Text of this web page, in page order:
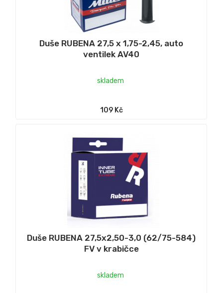
Duše RUBENA 27,5 x 1,75-2,45, auto
ventilek AV40
skladem
109 Kč
Duše RUBENA 27,5x2,50-3,0 (62/75-584)
FV v krabičce
skladem